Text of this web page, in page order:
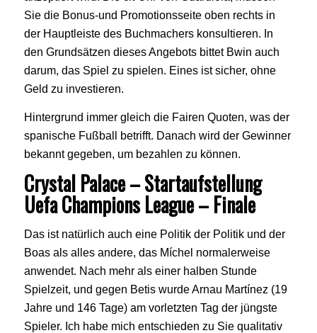
Sie die Bonus-und Promotionsseite oben rechts in
der Hauptleiste des Buchmachers konsultieren. In
den Grundsätzen dieses Angebots bittet Bwin auch
darum, das Spiel zu spielen. Eines ist sicher, ohne
Geld zu investieren.
Hintergrund immer gleich die Fairen Quoten, was der
spanische Fußball betrifft. Danach wird der Gewinner
bekannt gegeben, um bezahlen zu können.
Crystal Palace – Startaufstellung
Uefa Champions League – Finale
Das ist natürlich auch eine Politik der Politik und der
Boas als alles andere, das Míchel normalerweise
anwendet. Nach mehr als einer halben Stunde
Spielzeit, und gegen Betis wurde Arnau Martínez (19
Jahre und 146 Tage) am vorletzten Tag der jüngste
Spieler. Ich habe mich entschieden zu Sie qualitativ